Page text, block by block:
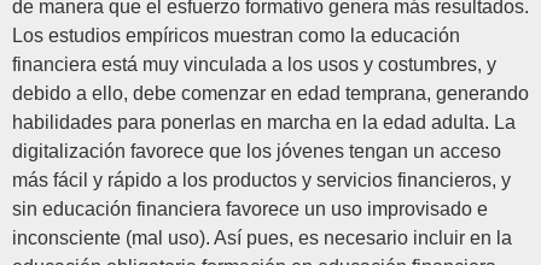
de manera que el esfuerzo formativo genera más resultados.
Los estudios empíricos muestran como la educación
financiera está muy vinculada a los usos y costumbres, y
debido a ello, debe comenzar en edad temprana, generando
habilidades para ponerlas en marcha en la edad adulta. La
digitalización favorece que los jóvenes tengan un acceso
más fácil y rápido a los productos y servicios financieros, y
sin educación financiera favorece un uso improvisado e
inconsciente (mal uso). Así pues, es necesario incluir en la